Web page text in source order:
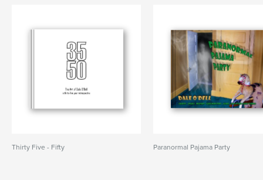
Thirty Five - Fifty Paranormal Pajama Party